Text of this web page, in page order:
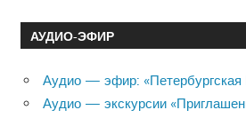
АУДИО-ЭФИР
Аудио — эфир: «Петербургская
Аудио — экскурсии